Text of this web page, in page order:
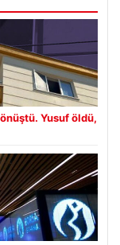
Yusuf öldü,